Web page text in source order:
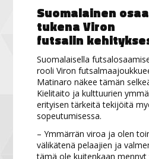
Suomalainen
tukena Viron
futsalin
Suomalaisella
rooli Viron
Matinaro näkee tämän
Kielitaito ja kulttuurien
erityisen tärkeitä tekijöitä
sopeutumisessa.
– Ymmärrän viroa ja olen
välikätenä pelaajien ja
tämä ole kuitenkaan mennyt